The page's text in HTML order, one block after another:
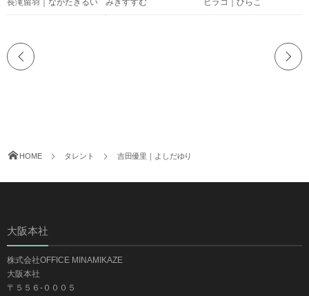
長滝留羽｜ながたきるい みきすすむ ヒラコ｜ひらこ
HOME タレント 吉田優里｜よしだゆり
大阪本社
株式会社OFFICE MINAMIKAZE
大阪本社
〒５５６-０００５